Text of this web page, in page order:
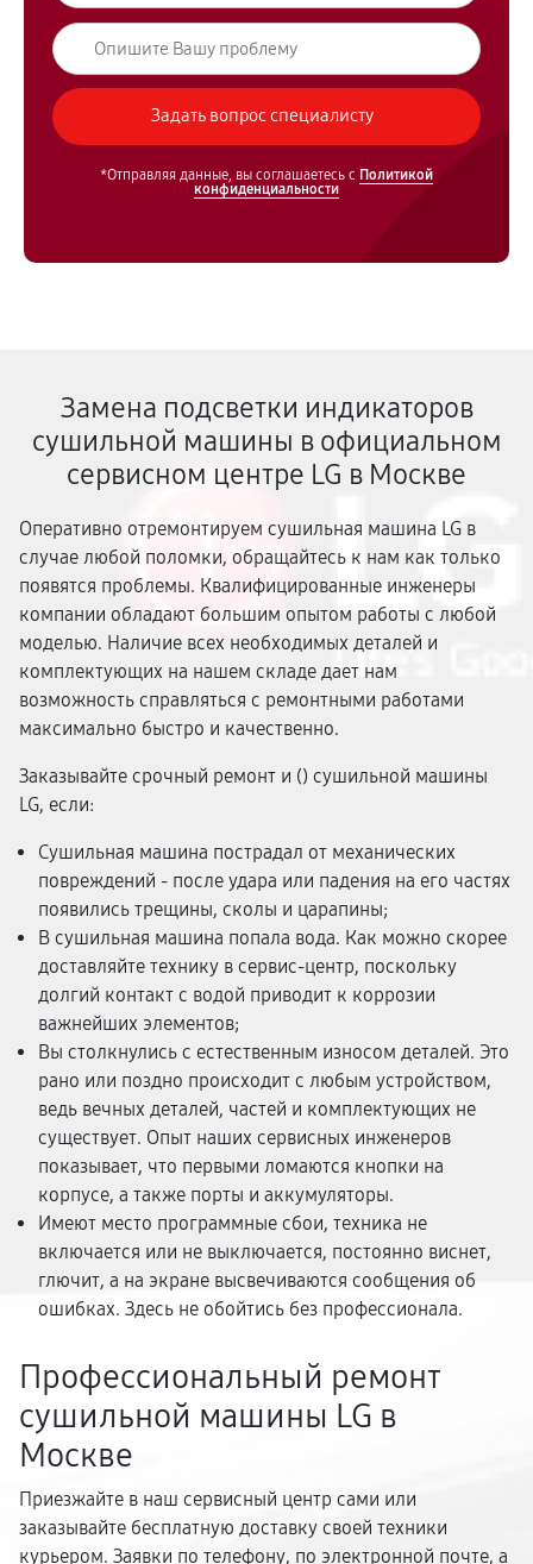
*Отправляя данные, вы соглашаетесь с Политикой
конфиденциальности
Замена подсветки индикаторов
сушильной машины в официальном
сервисном центре LG в Москве
Оперативно отремонтируем сушильная машина LG в
случае любой поломки, обращайтесь к нам как только
появятся проблемы. Квалифицированные инженеры
компании обладают большим опытом работы с любой
моделью. Наличие всех необходимых деталей и
комплектующих на нашем складе дает нам
возможность справляться с ремонтными работами
максимально быстро и качественно.
Заказывайте срочный ремонт и () сушильной машины
LG, если:
Сушильная машина пострадал от механических
повреждений - после удара или падения на его частях
появились трещины, сколы и царапины;
В сушильная машина попала вода. Как можно скорее
доставляйте технику в сервис-центр, поскольку
долгий контакт с водой приводит к коррозии
важнейших элементов;
Вы столкнулись с естественным износом деталей. Это
рано или поздно происходит с любым устройством,
ведь вечных деталей, частей и комплектующих не
существует. Опыт наших сервисных инженеров
показывает, что первыми ломаются кнопки на
корпусе, а также порты и аккумуляторы.
Имеют место программные сбои, техника не
включается или не выключается, постоянно виснет,
глючит, а на экране высвечиваются сообщения об
ошибках. Здесь не обойтись без профессионала.
Профессиональный ремонт
сушильной машины LG в
Москве
Приезжайте в наш сервисный центр сами или
заказывайте бесплатную доставку своей техники
курьером. Заявки по телефону, по электронной почте, а